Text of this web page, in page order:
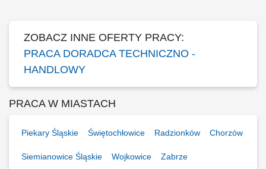
ZOBACZ INNE OFERTY PRACY:
PRACA DORADCA TECHNICZNO -
HANDLOWY
PRACA W MIASTACH
Piekary Śląskie Świętochłowice Radzionków Chorzów
Siemianowice Śląskie Wojkowice Zabrze